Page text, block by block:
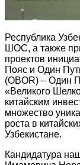
Республика
ШОС, а также
проектов
Пояс и Один
(OBOR) – Один
«Великого
китайским
множество
роста в
Узбекистане.
Кандидатура